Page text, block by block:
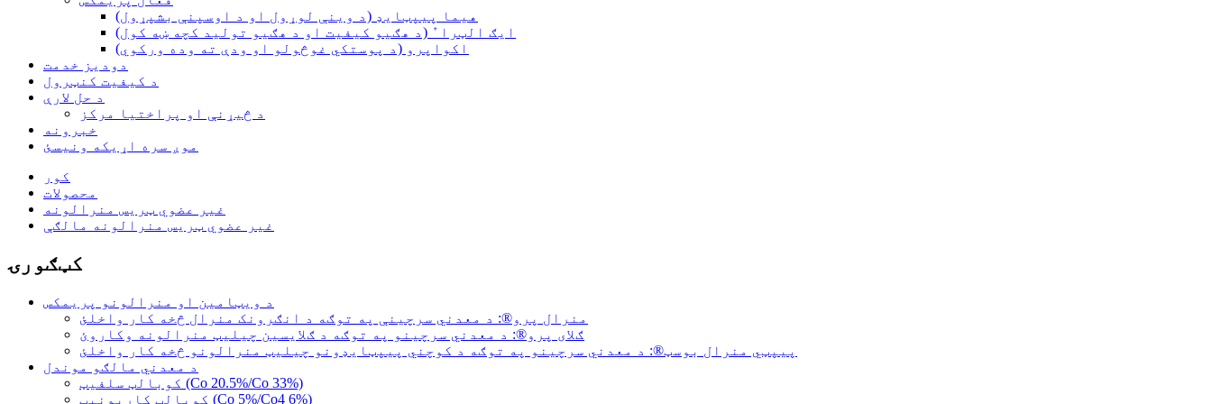
هیما پیپټایډ (د وینې لوړول او د اوسپنې بشپړول)
ایګ الټرا⁺ (د هګیو کیفیت او د هګیو تولید کچه ښه کول)
اکواپرو (د پوستکي غوڅولو او ودې ته وده ورکوي)
دودیز خدمت
د کیفیت کنټرول
د حل لارې
د څیړنې او پراختیا مرکز
خبرونه
موږ سره اړیکه ونیسئ
کور
محصولات
غیر عضوي ټریس منرالونه
غیر عضوي ټریس منرالونه مالګې
کټګورۍ
د ویټامین او منرالونو پریمکس
منرال پرو®: د معدني سرچینې په توګه د انګرونک منرال څخه کار واخلئ
ګلای پرو®: د معدني سرچینو په توګه د ګلایسین چیلیټ منرالونه وکاروئ
پیپټي منرال بوسټ®: د معدني سرچینو په توګه د کوچني پیپټایډونو چیلیټ منرالونو څخه کار واخلئ
د معدني مالګو موندل
کوبالټ سلفیټ (Co 20.5%/Co 33%)
کوبالټ کاربونیټ (Co 5%/Co4 6%)